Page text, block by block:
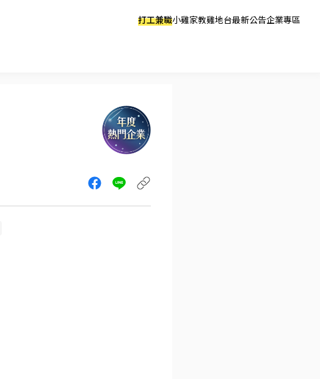
打工兼職小雞家教雞地台最新公告企業專區